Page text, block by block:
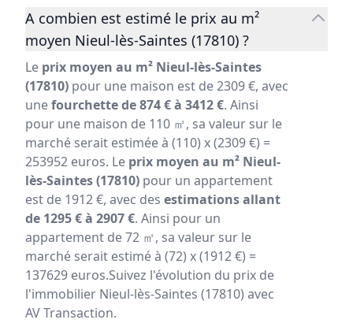
A combien est estimé le prix au m²
moyen Nieul-lès-Saintes (17810) ?
Le prix moyen au m² Nieul-lès-Saintes
(17810) pour une maison est de 2309 €, avec
unefourchette de 874 € à 3412 €. Ainsi
pour une maison de 110 ㎡, sa valeur sur le
marché serait estimée à (110) x (2309 €) =
253952 euros. Le prix moyen au m² Nieul-
lès-Saintes (17810) pour un appartement
est de 1912 €, avec des estimations allant
de 1295 € à 2907 €. Ainsi pour un
appartement de 72 ㎡, sa valeur sur le
marché serait estimé à (72) x (1912 €) =
137629 euros.Suivez l'évolution du prix de
l'immobilier Nieul-lès-Saintes (17810) avec
AV Transaction.